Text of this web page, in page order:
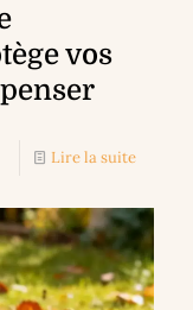
vos
Lire la suite